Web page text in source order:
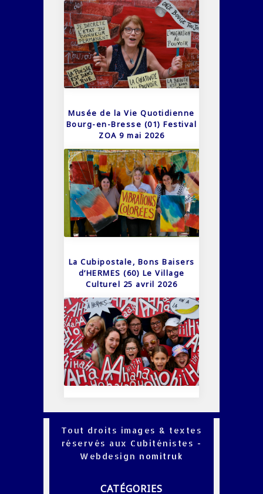
Musée de la Vie Quotidienne
Bourg-en-Bresse (01) Festival
ZOA 9 mai 2026
La Cubipostale, Bons Baisers
d’HERMES (60) Le Village
Culturel 25 avril 2026
Tout droits images & textes
réservés aux Cubiténistes -
Webdesign nomitruk
CATÉGORIES